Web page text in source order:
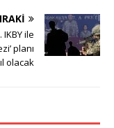
ile
planı
olacak